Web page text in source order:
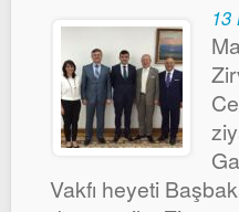
13
Vakfı heyeti